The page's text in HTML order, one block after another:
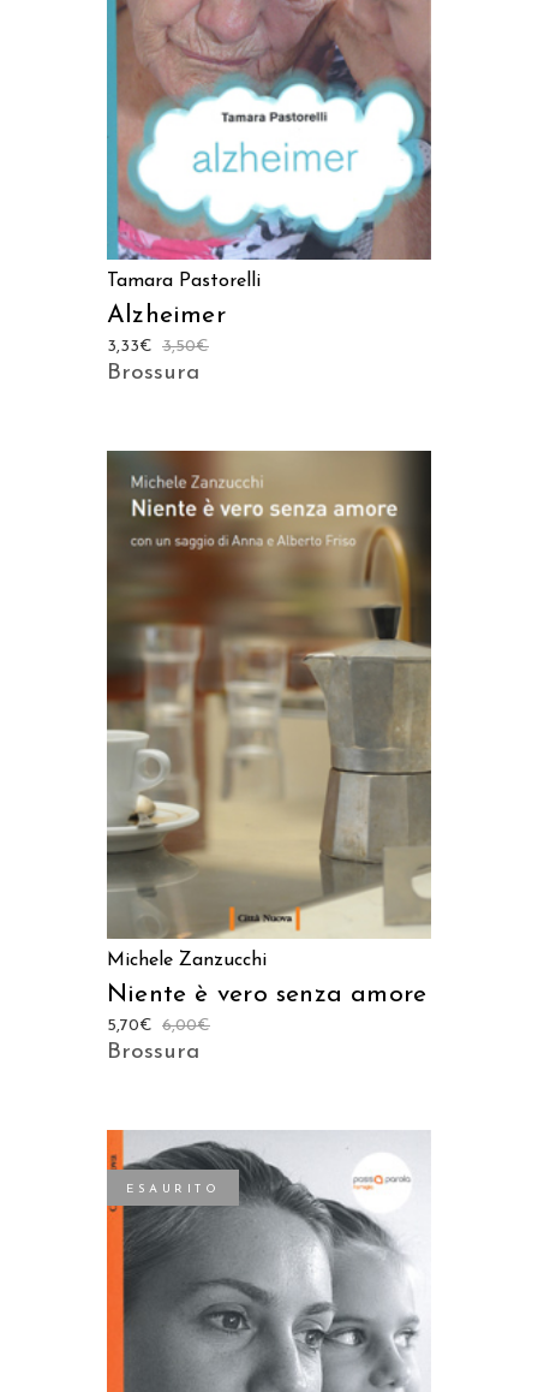
Tamara Pastorelli
Alzheimer
3,50€
3,33€
Brossura
AGGIUNGI AL CARRELLO
Michele Zanzucchi
Niente è vero senza amore
6,00€
5,70€
Brossura
ESAURITO